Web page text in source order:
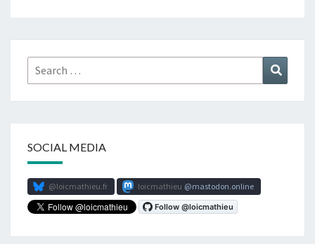
Search
for:
SOCIAL MEDIA
@loicmathieu.fr loicmathieu mastodon.online